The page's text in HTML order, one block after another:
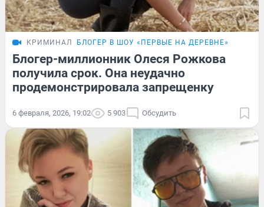
КРИМИНАЛ БЛОГЕР В ШОУ «ПЕРВЫЕ НА ДЕРЕВНЕ»
Блогер-миллионник Олеся Рожкова
получила срок. Она неудачно
продемонстрировала запрещенку
6 февраля, 2026, 19:02 5 903 Обсудить